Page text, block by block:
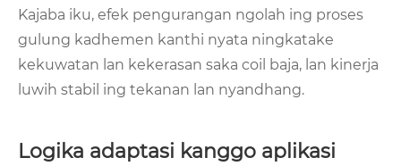
Kajaba iku, efek pengurangan ngolah ing proses
gulung kadhemen kanthi nyata ningkatake
kekuwatan lan kekerasan saka coil baja, lan kinerja
luwih stabil ing tekanan lan nyandhang.
Logika adaptasi kanggo aplikasi